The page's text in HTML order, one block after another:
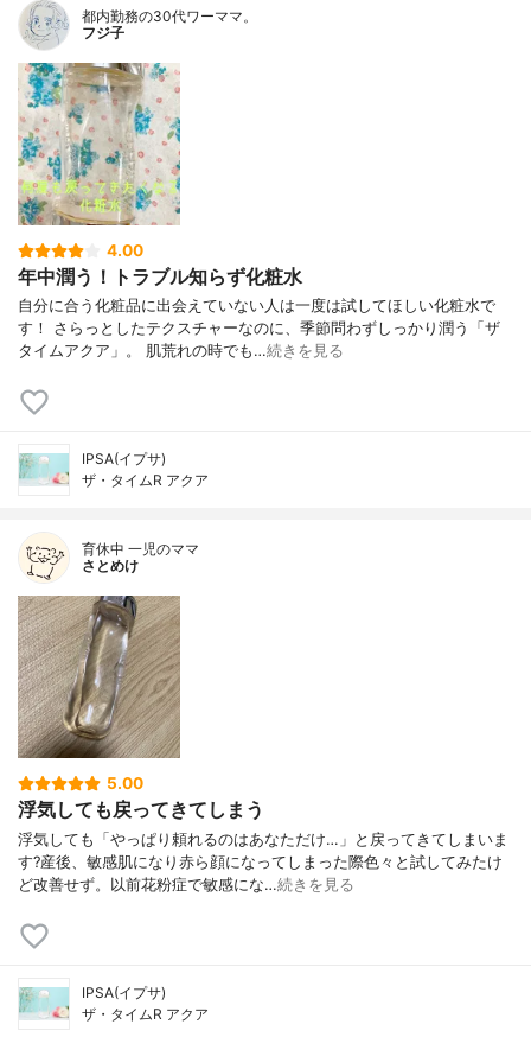
都内勤務の30代ワーママ。
フジ子
4.00
年中潤う！トラブル知らず化粧水
自分に合う化粧品に出会えていない人は一度は試してほしい化粧水で
す！ さらっとしたテクスチャーなのに、季節問わずしっかり潤う「ザ
タイムアクア」。 肌荒れの時でも…続きを見る
IPSA(イプサ)
ザ・タイムR アクア
育休中 一児のママ
さとめけ
5.00
浮気しても戻ってきてしまう
浮気しても「やっぱり頼れるのはあなただけ…」と戻ってきてしまいま
す?産後、敏感肌になり赤ら顔になってしまった際色々と試してみたけ
ど改善せず。以前花粉症で敏感にな…続きを見る
IPSA(イプサ)
ザ・タイムR アクア